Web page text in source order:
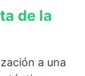
de la
a una